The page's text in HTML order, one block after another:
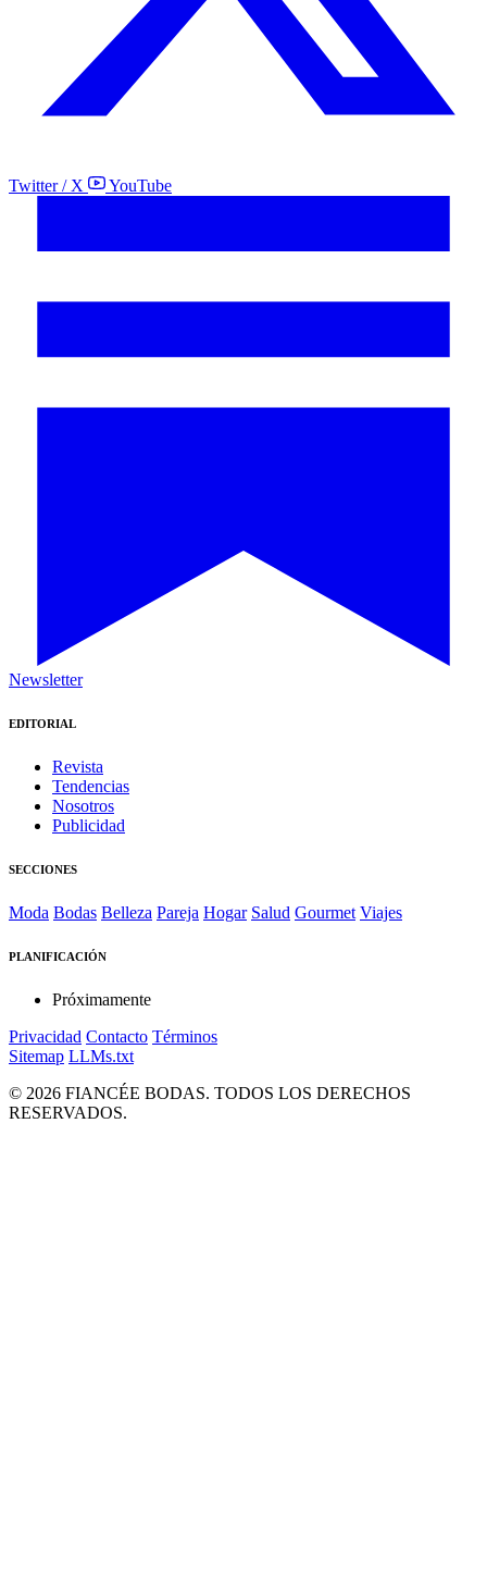
Twitter / X YouTube
Newsletter
EDITORIAL
Revista
Tendencias
Nosotros
Publicidad
SECCIONES
Moda Bodas Belleza Pareja Hogar Salud Gourmet Viajes
PLANIFICACIÓN
Próximamente
Privacidad Contacto Términos
Sitemap LLMs.txt
© 2026 FIANCÉE BODAS. TODOS LOS DERECHOS
RESERVADOS.